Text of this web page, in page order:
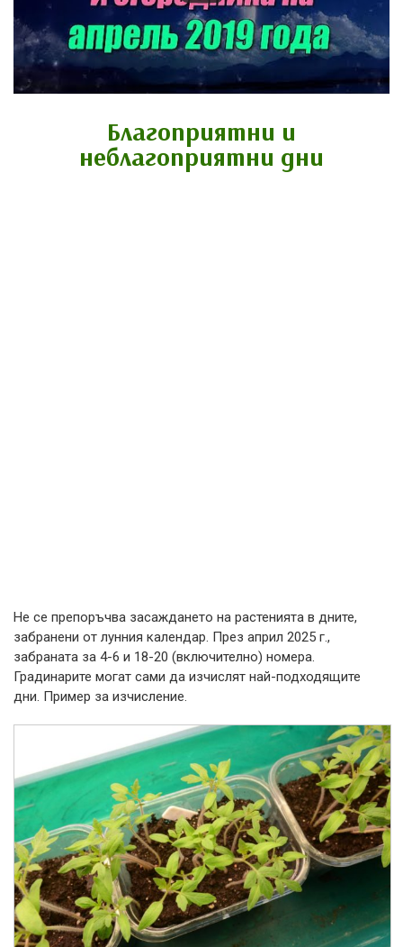
Благоприятни и
неблагоприятни дни
Не се препоръчва засаждането на растенията в дните,
забранени от лунния календар. През април 2025 г.,
забраната за 4-6 и 18-20 (включително) номера.
Градинарите могат сами да изчислят най-подходящите
дни. Пример за изчисление.